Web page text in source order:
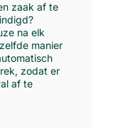
zaak af te
na elk
manier
zodat er
af te